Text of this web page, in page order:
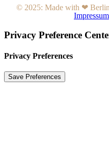
© 2025: Made with ❤
Impressum
Privacy Preference
Privacy Preferences